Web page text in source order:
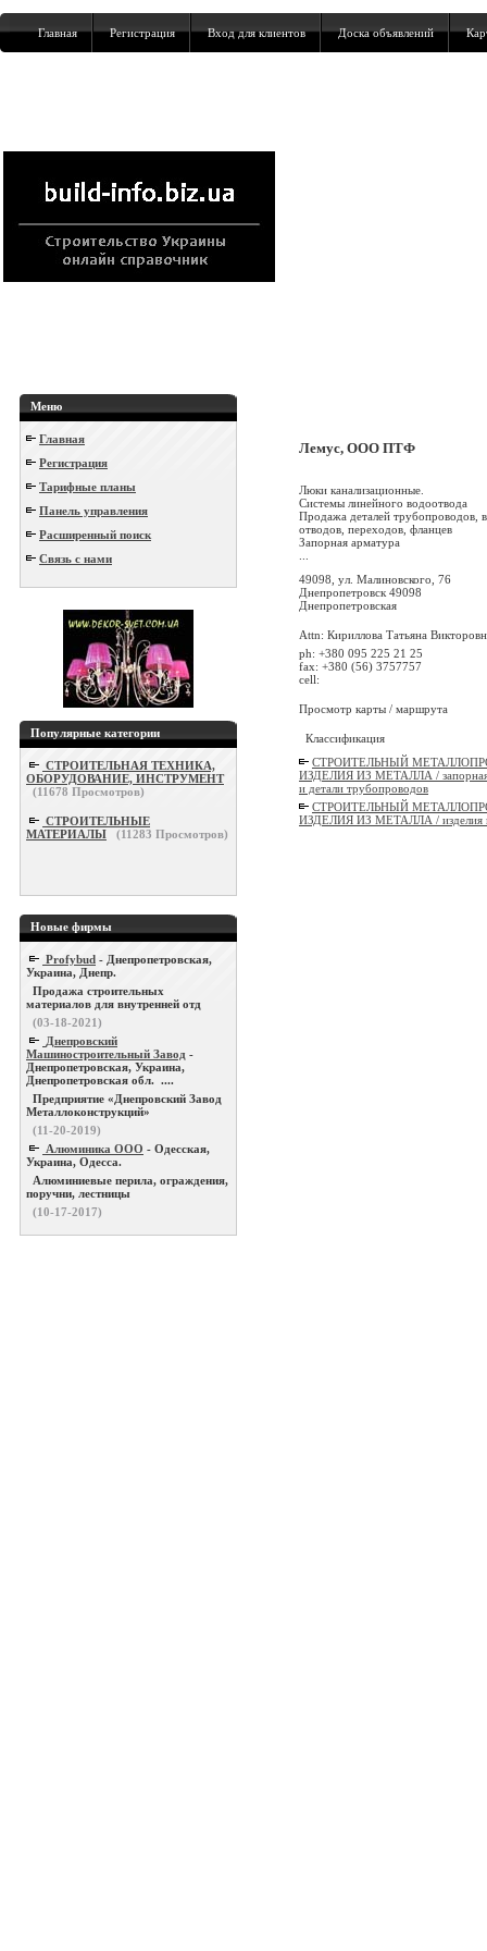
Главная Регистрация Вход для клиентов Доска объявлений
Меню
Главная
Регистрация
Тарифные планы
Панель управления
Расширенный поиск
Связь с нами
Популярные категории
СТРОИТЕЛЬНАЯ ТЕХНИКА,
ОБОРУДОВАНИЕ, ИНСТРУМЕНТ
(11678 Просмотров)
СТРОИТЕЛЬНЫЕ
МАТЕРИАЛЫ
(11283 Просмотров)
Новые фирмы
Profybud - Днепропетровская,
Украина, Днепр.
Продажа строительных
материалов для внутренней отд
(03-18-2021)
Днепровский
Машиностроительный Завод -
Днепропетровская, Украина,
Днепропетровская обл. ....
Предприятие «Днепровский Завод
Металлоконструкций»
(11-20-2019)
Алюминика ООО - Одесская,
Украина, Одесса.
Алюминиевые перила, ограждения,
поручни, лестницы
(10-17-2017)
Лемус, ООО ПТФ
Люки канализационные.
Системы линейного водоотвода
Продажа деталей трубопроводов,
отводов, переходов, фланцев
Запорная арматура
49098, ул. Малиновского, 76
Днепропетровск 49098
Днепропетровская
Attn: Кириллова Татьяна
ph: +380 095 225 21 25
fax: +380 (56) 3757757
cell:
Просмотр карты / маршрута
Классификация
СТРОИТЕЛЬНЫЙ
ИЗДЕЛИЯ ИЗ МЕТАЛЛА / запорная
и детали трубопроводов
СТРОИТЕЛЬНЫЙ
ИЗДЕЛИЯ ИЗ МЕТАЛЛА / изделия